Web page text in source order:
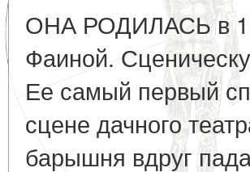
ОНА РОДИЛАСЬ в
Фаиной.
Ее самый первый
сцене дачного
барышня вдруг